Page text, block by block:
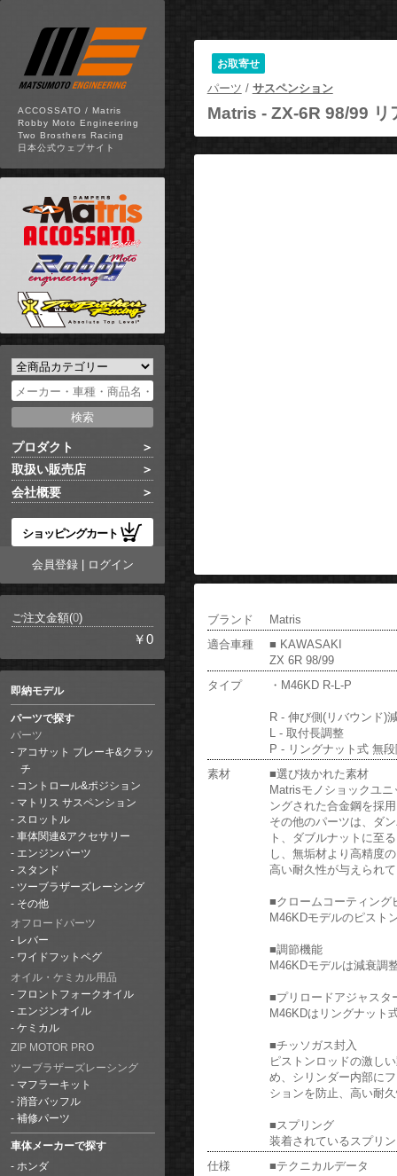
ACCOSSATO / Matris
Robby Moto Engineering
Two Brosthers Racing
日本公式ウェブサイト
プロダクト
取扱い販売店
会社概要
ショッピングカート
会員登録| ログイン
ご注文金額(0)
￥0
即納モデル
パーツで探す
パーツ
アコサット ブレーキ&クラッ
チ
コントロール&ポジション
マトリス サスペンション
スロットル
車体関連&アクセサリー
エンジンパーツ
スタンド
ツーブラザーズレーシング
その他
オフロードパーツ
レバー
ワイドフットペグ
オイル・ケミカル用品
フロントフォークオイル
エンジンオイル
ケミカル
ZIP MOTOR PRO
ツーブラザーズレーシング
マフラーキット
消音バッフル
補修パーツ
車体メーカーで探す
ホンダ
お取寄せ
パーツ / サスペンション
Matris - ZX-6R 98/99 リ
ブランド
Matris
適合車種
■ KAWASAKI
ZX 6R 98/99
タイプ
・M46KD R-L-P
R - 伸び側(リバウンド)
L - 取付長調整
P - リングナット式 無
素材
■選び抜かれた素材
Matrisモノショックユ
ングされた合金鋼を採
その他のパーツは、ダ
ト、ダブルナットに至
し、無垢材より高精度
高い耐久性が与えられ
■クロームコーティング
M46KDモデルのピスト
■調節機能
M46KDモデルは減衰調
■プリロードアジャスタ
M46KDはリングナット
■チッソガス封入
ピストンロッドの激し
め、シリンダー内部に
ションを防止、高い耐
■スプリング
装着されているスプリ
仕様
■テクニカルデータ